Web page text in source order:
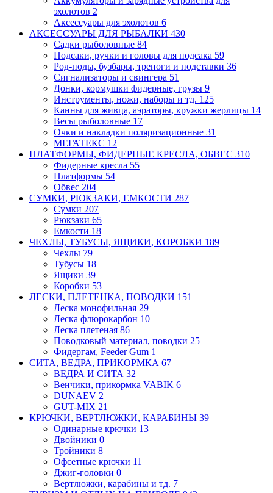
эхолотов 2
Аксессуары для эхолотов 6
АКСЕССУАРЫ ДЛЯ РЫБАЛКИ 430
Садки рыболовные 84
Подсаки, ручки и головы для подсака 59
Род-поды, бузбары, треноги и подставки 36
Сигнализаторы и свингера 51
Донки, кормушки фидерные, грузы 9
Инструменты, ножи, наборы и тд. 125
Канны для живца, аэраторы, кружки жерлицы 14
Весы рыболовные 17
Очки и накладки поляризационные 31
МЕГАТЕКС 12
ПЛАТФОРМЫ, ФИДЕРНЫЕ КРЕСЛА, ОБВЕС 310
Фидерные кресла 55
Платформы 54
Обвес 204
СУМКИ, РЮКЗАКИ, ЕМКОСТИ 287
Сумки 207
Рюкзаки 65
Емкости 18
ЧЕХЛЫ, ТУБУСЫ, ЯЩИКИ, КОРОБКИ 189
Чехлы 79
Тубусы 18
Ящики 39
Коробки 53
ЛЕСКИ, ПЛЕТЕНКА, ПОВОДКИ 151
Леска монофильная 29
Леска флюрокарбон 10
Леска плетеная 86
Поводковый материал, поводки 25
Фидергам, Feeder Gum 1
СИТА, ВЕДРА, ПРИКОРМКА 67
ВЕДРА И СИТА 32
Венчики, прикормка VABIK 6
DUNAEV 2
GUT-MIX 21
КРЮЧКИ, ВЕРТЛЮЖКИ, КАРАБИНЫ 39
Одинарные крючки 13
Двойники 0
Тройники 8
Офсетные крючки 11
Джиг-головки 0
Вертлюжки, карабины и тд. 7